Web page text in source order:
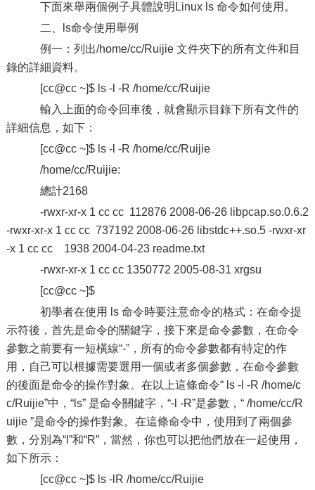
下面來舉兩個例子具體說明Linux ls 命令如何使用。
二、ls命令使用舉例
例一：列出/home/cc/Ruijie 文件夾下的所有文件和目
錄的詳細資料。
[cc@cc ~]$ ls -l -R /home/cc/Ruijie
輸入上面的命令回車後，就會顯示目錄下所有文件的
詳細信息，如下：
[cc@cc ~]$ ls -l -R /home/cc/Ruijie
/home/cc/Ruijie:
總計2168
-rwxr-xr-x 1 cc cc 112876 2008-06-26 libpcap.so.0.6.2
-rwxr-xr-x 1 cc cc 737192 2008-06-26 libstdc++.so.5 -rwxr-xr
-x 1 cc cc 1938 2004-04-23 readme.txt
-rwxr-xr-x 1 cc cc 1350772 2005-08-31 xrgsu
[cc@cc ~]$
初學者在使用 ls 命令時要注意命令的格式：在命令提
示符後，首先是命令的關鍵字，接下來是命令參數，在命令
參數之前要有一短橫線“-”，所有的命令參數都有特定的作
用，自己可以根據需要選用一個或者多個參數，在命令參數
的後面是命令的操作對象。在以上這條命令“ ls -l -R /home/c
c/Ruijie”中，“ls” 是命令關鍵字，“-l -R”是參數，“ /home/cc/R
uijie ”是命令的操作對象。在這條命令中，使用到了兩個參
數，分別為“l”和“R”，當然，你也可以把他們放在一起使用，
如下所示：
[cc@cc ~]$ ls -lR /home/cc/Ruijie